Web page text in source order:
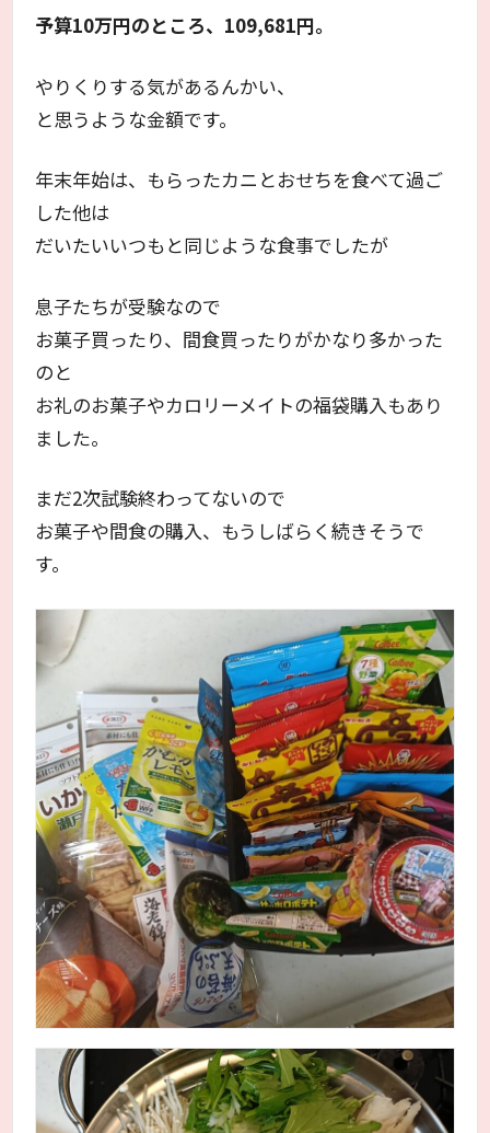
予算10万円のところ、109,681円。
やりくりする気があるんかい、
と思うような金額です。
年末年始は、もらったカニとおせちを食べて過ご
した他は
だいたいいつもと同じような食事でしたが
息子たちが受験なので
お菓子買ったり、間食買ったりがかなり多かった
のと
お礼のお菓子やカロリーメイトの福袋購入もあり
ました。
まだ2次試験終わってないので
お菓子や間食の購入、もうしばらく続きそうで
す。